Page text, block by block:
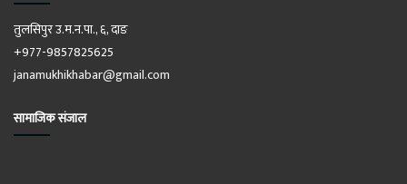
तुलसिपुर उ.म.न.पा., ६, दाङ
+977-9857825625
janamukhikhabar@gmail.com
सामाजिक संजाल